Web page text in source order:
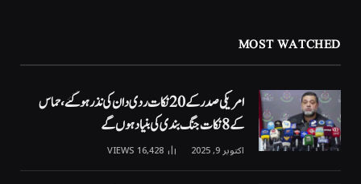
MOST WATCHED
امریکی صدر کے 20 نکات ردی دان کی نذر ہوگئے، حماس
کے 8 نکات جنگ بندی کی بنیاد ہوں گے
اکتوبر 9, 2025 16,428
VIEWS